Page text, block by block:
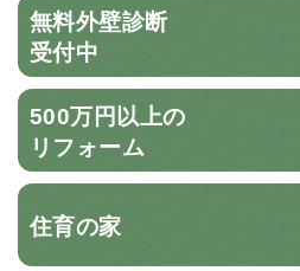
無料外壁診断
受付中
500万円以上の
リフォーム
住育の家